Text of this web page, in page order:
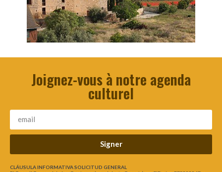
Joignez-vous à notre agenda
culturel
Signer
CLÁUSULA INFORMATIVA SOLICITUD GENERAL